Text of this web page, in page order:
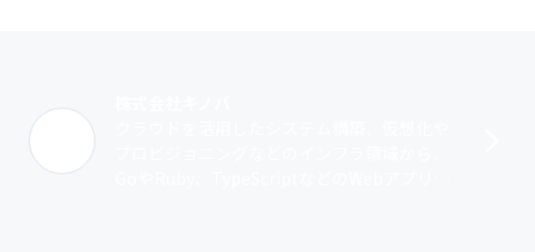
が可能〜
サーバプラットフォーム、ネットワークやセキュリティ、構築後
の保守サポートなど、お客様のご要望に幅広く対応いたします。